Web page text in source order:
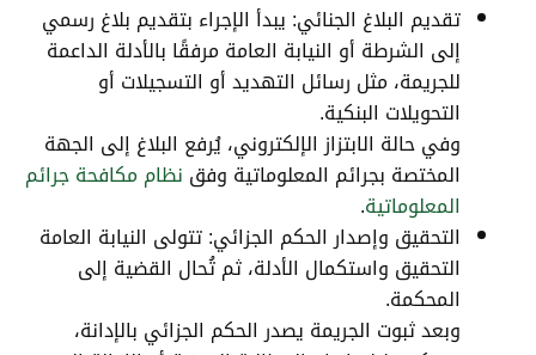
تقديم البلاغ الجنائي: يبدأ الإجراء بتقديم بلاغ رسمي
إلى الشرطة أو النيابة العامة مرفقًا بالأدلة الداعمة
للجريمة، مثل رسائل التهديد أو التسجيلات أو
التحويلات البنكية.
وفي حالة الابتزاز الإلكتروني، يُرفع البلاغ إلى الجهة
المختصة بجرائم المعلوماتية وفق نظام مكافحة جرائم
المعلوماتية.
التحقيق وإصدار الحكم الجزائي: تتولى النيابة العامة
التحقيق واستكمال الأدلة، ثم تُحال القضية إلى
المحكمة.
وبعد ثبوت الجريمة يصدر الحكم الجزائي بالإدانة،